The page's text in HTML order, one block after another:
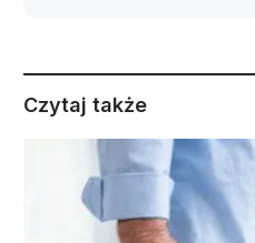
Czytaj także